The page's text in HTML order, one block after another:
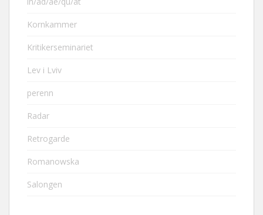
Kornkammer
Kritikerseminariet
Lev i Lviv
perenn
Radar
Retrogarde
Romanowska
Salongen